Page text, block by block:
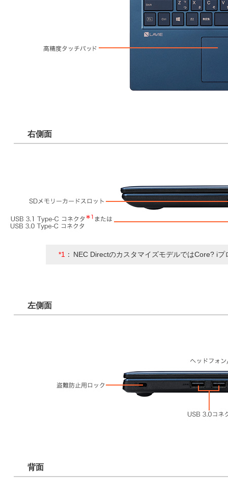
右側面
*1 ： NEC DirectのカスタマイズモデルではCore? i
左側面
背面